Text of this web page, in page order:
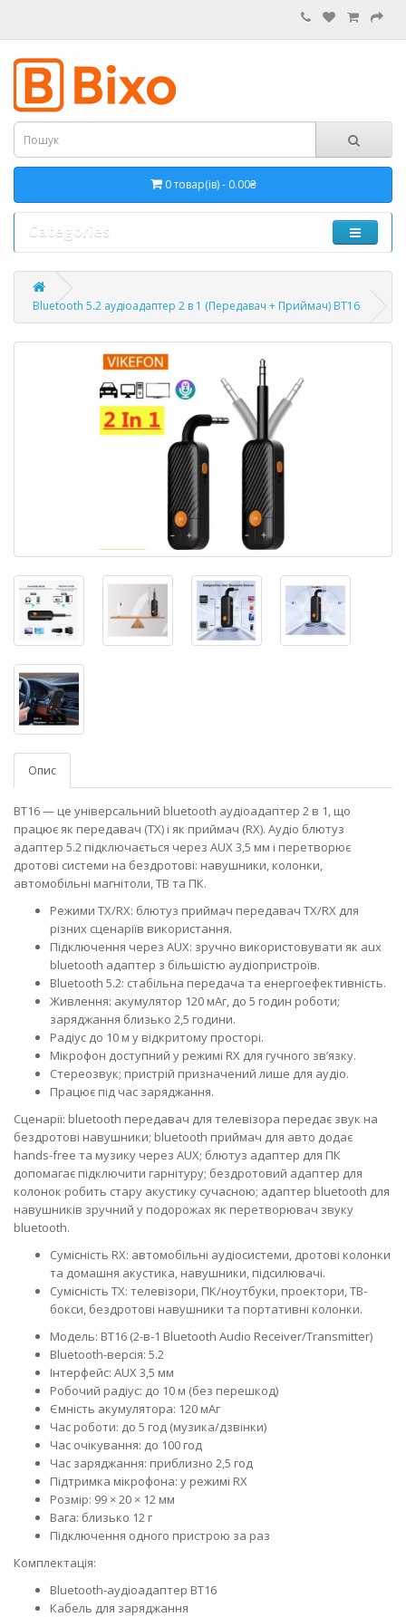
0 товар(ів) - 0.00₴
Categories
Bluetooth 5.2 аудіоадаптер 2 в 1 (Передавач + Приймач) BT16
Опис
BT16 — це універсальний bluetooth аудіоадаптер 2 в 1, що
працює як передавач (TX) і як приймач (RX). Аудіо блютуз
адаптер 5.2 підключається через AUX 3,5 мм і перетворює
дротові системи на бездротові: навушники, колонки,
автомобільні магнітоли, ТВ та ПК.
Режими TX/RX: блютуз приймач передавач TX/RX для
різних сценаріїв використання.
Підключення через AUX: зручно використовувати як aux
bluetooth адаптер з більшістю аудіопристроїв.
Bluetooth 5.2: стабільна передача та енергоефективність.
Живлення: акумулятор 120 мАг, до 5 годин роботи;
заряджання близько 2,5 години.
Радіус до 10 м у відкритому просторі.
Мікрофон доступний у режимі RX для гучного зв’язку.
Стереозвук; пристрій призначений лише для аудіо.
Працює під час заряджання.
Сценарії: bluetooth передавач для телевізора передає звук на
бездротові навушники; bluetooth приймач для авто додає
hands-free та музику через AUX; блютуз адаптер для ПК
допомагає підключити гарнітуру; бездротовий адаптер для
колонок робить стару акустику сучасною; адаптер bluetooth для
навушників зручний у подорожах як перетворювач звуку
bluetooth.
Сумісність RX: автомобільні аудіосистеми, дротові колонки
та домашня акустика, навушники, підсилювачі.
Сумісність TX: телевізори, ПК/ноутбуки, проектори, ТВ-
бокси, бездротові навушники та портативні колонки.
Модель: BT16 (2-в-1 Bluetooth Audio Receiver/Transmitter)
Bluetooth-версія: 5.2
Інтерфейс: AUX 3,5 мм
Робочий радіус: до 10 м (без перешкод)
Ємність акумулятора: 120 мАг
Час роботи: до 5 год (музика/дзвінки)
Час очікування: до 100 год
Час заряджання: приблизно 2,5 год
Підтримка мікрофона: у режимі RX
Розмір: 99 × 20 × 12 мм
Вага: близько 12 г
Підключення одного пристрою за раз
Комплектація:
Bluetooth-аудіоадаптер BT16
Кабель для заряджання